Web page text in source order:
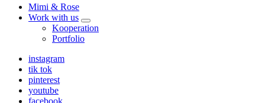
Mimi & Rose
Work with us
expand
child
Kooperation
Portfolio
instagram
tik tok
pinterest
youtube